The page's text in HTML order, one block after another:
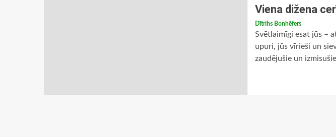
Viena dižena
Dītrihs Bonhēfers
Svētlaimīgi esat jūs –
upuri, jūs vīrieši un
zaudējušie un